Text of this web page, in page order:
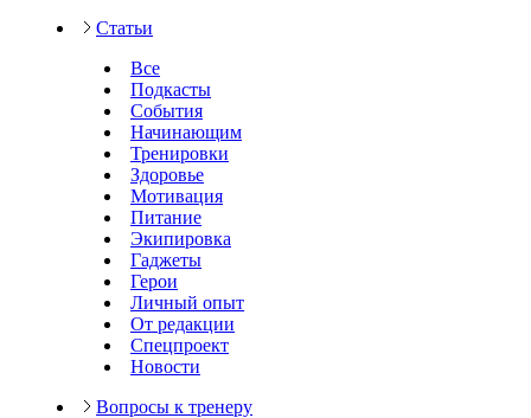
Статьи
Все
Подкасты
События
Начинающим
Тренировки
Здоровье
Мотивация
Питание
Экипировка
Гаджеты
Герои
Личный опыт
От редакции
Спецпроект
Новости
Вопросы к тренеру